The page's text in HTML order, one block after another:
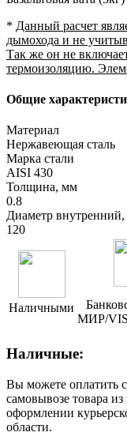
* Данный расчет
дымохода и не
Так же он не
термоизоляцию.
Общие
Материал
Нержавеющая сталь
Марка стали
AISI 430
Толщина, мм
0.8
Диаметр
120
Наличными
МИР/
Наличные:
Вы можете оплатить
самовывозе товара
оформлении
области.